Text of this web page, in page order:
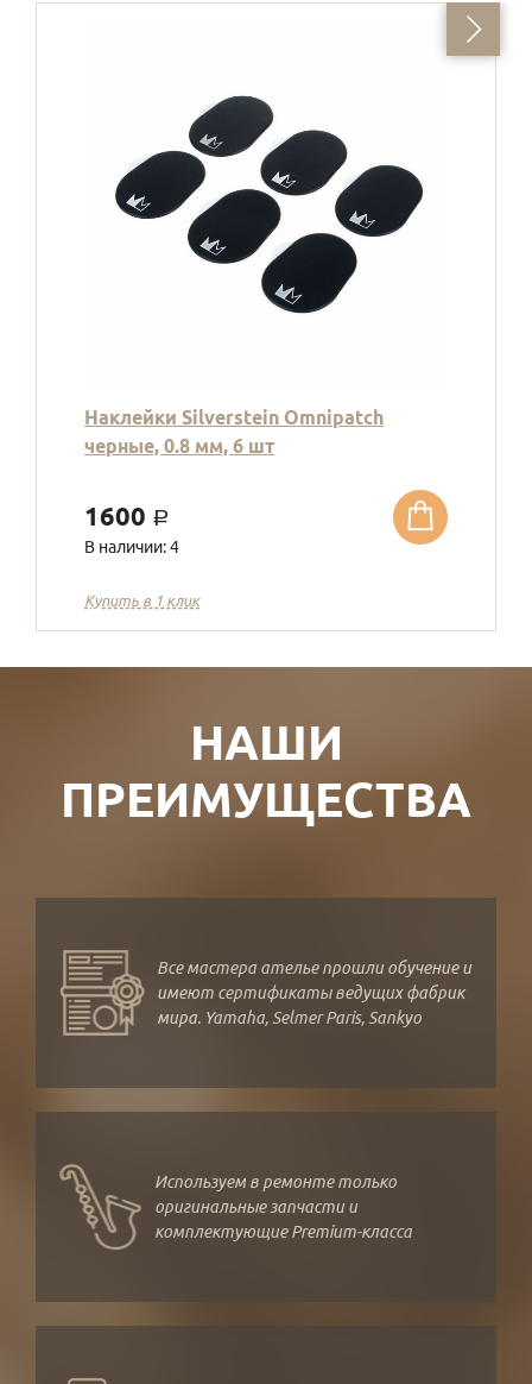
Наклейки Silverstein Omnipatch
черные, 0.8 мм, 6 шт
1600 a
В наличии: 4
Купить в 1 клик
НАШИ
ПРЕИМУЩЕСТВА
Все мастера ателье прошли обучение и
имеют сертификаты ведущих фабрик
мира. Yamaha, Selmer Paris, Sankyo
Используем в ремонте только
оригинальные запчасти и
комплектующие Premium-класса